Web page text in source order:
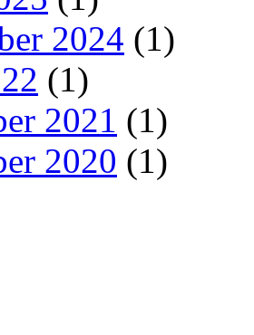
2024 (1)
(1)
2021 (1)
2020 (1)